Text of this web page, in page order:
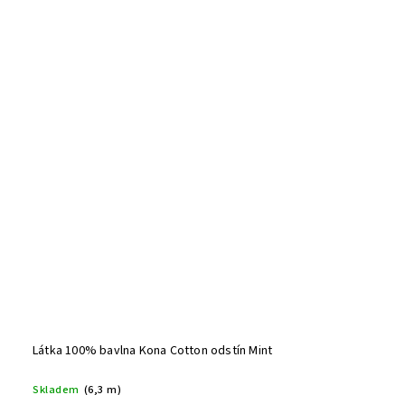
Látka 100% bavlna Kona Cotton odstín Mint
Skladem (6,3 m)